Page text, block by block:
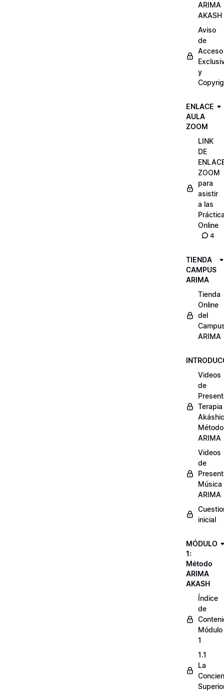
ARIMA
AKASH
Aviso
de
Acceso
y
ENLACE
AULA
ZOOM
LINK
DE
ZOOM
para
asistir
a las
Online
4
TIENDA
CAMPUS
ARIMA
Tienda
Online
del
ARIMA
Videos
de
Terapia
Método
ARIMA
Videos
de
Música
ARIMA
inicial
MÓDULO
1:
Método
ARIMA
AKASH
Índice
de
Módulo
1
1.1
La